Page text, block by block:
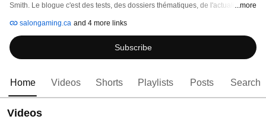
Smith. Le blogue c'est des tests, des dossiers thématiques, de l'actualité, des
...more
salongaming.ca and 4 more links
Subscribe
Home Videos Shorts Playlists Posts Search
Videos